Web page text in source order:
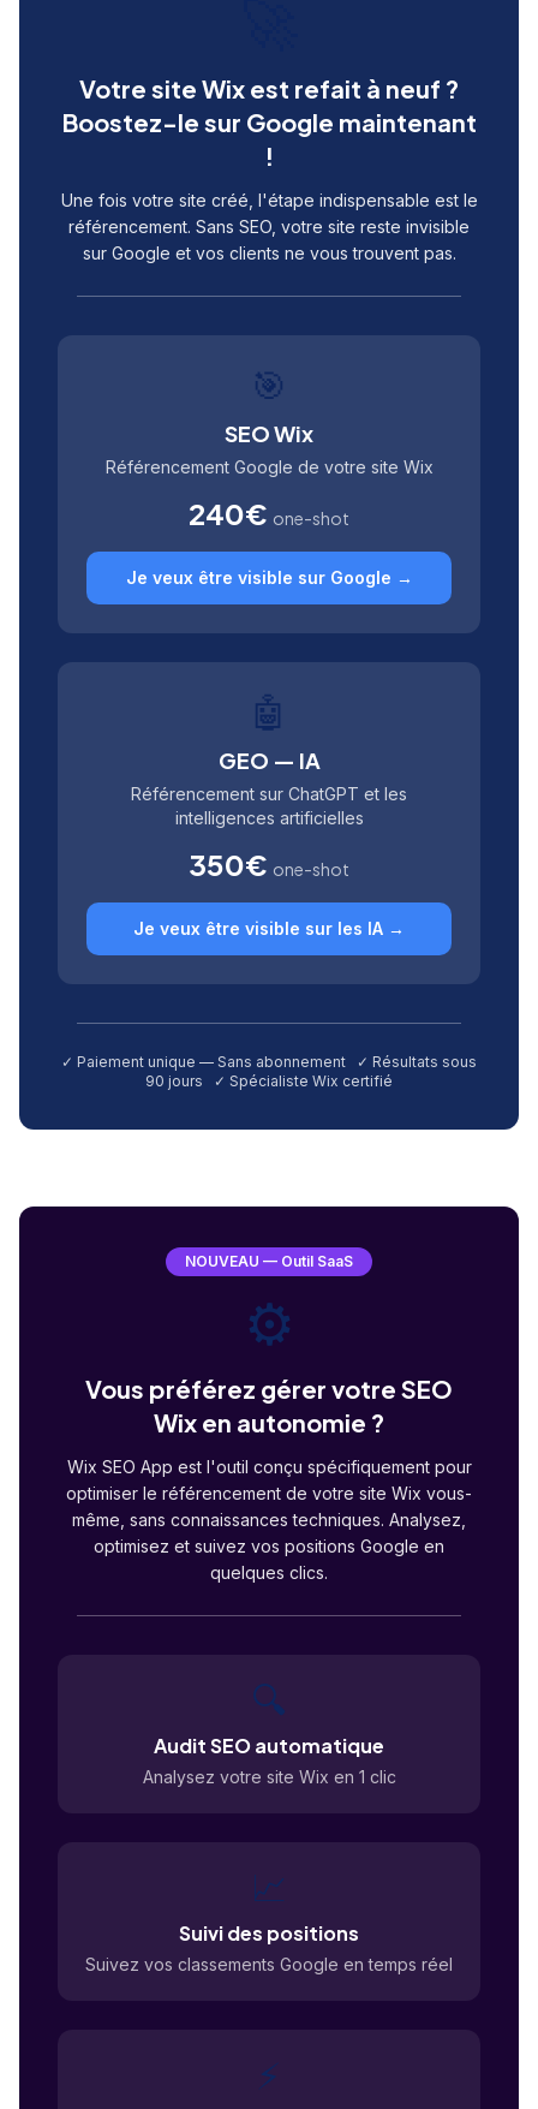
Votre site Wix est refait à neuf ?
Boostez-le sur Google maintenant
!
Une fois votre site créé, l'étape indispensable est le
référencement. Sans SEO, votre site reste invisible
sur Google et vos clients ne vous trouvent pas.
🎯
SEO Wix
Référencement Google de votre site Wix
240€ one-shot
Je veux être visible sur Google →
🤖
GEO — IA
Référencement sur ChatGPT et les
intelligences artificielles
350€ one-shot
Je veux être visible sur les IA →
✓ Paiement unique — Sans abonnement ✓ Résultats sous
90 jours ✓ Spécialiste Wix certifié
NOUVEAU — Outil SaaS
⚙️
Vous préférez gérer votre SEO
Wix en autonomie ?
Wix SEO App est l'outil conçu spécifiquement pour
optimiser le référencement de votre site Wix vous-
même, sans connaissances techniques. Analysez,
optimisez et suivez vos positions Google en
quelques clics.
🔍
Audit SEO automatique
Analysez votre site Wix en 1 clic
📈
Suivi des positions
Suivez vos classements Google en temps réel
⚡